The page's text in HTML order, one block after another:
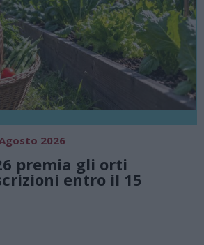
15 Agosto 2026
a Villa Fogazzaro Roi.
senza tempo